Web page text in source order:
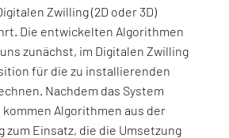
Zwilling (2D oder 3D)
Die entwickelten Algorithmen
zunächst, im Digitalen Zwilling
für die zu installierenden
Nachdem das System
Algorithmen aus der
zum Einsatz, die die Umsetzung